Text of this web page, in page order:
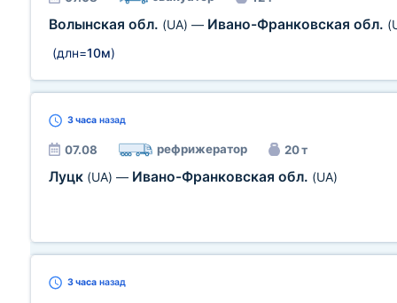
Волынская обл. (UA) — Ивано-Франковская обл.
(длн=10м)
3 часа назад
07.08 рефрижератор 20 т
Луцк (UA) — Ивано-Франковская обл. (UA)
3 часа назад